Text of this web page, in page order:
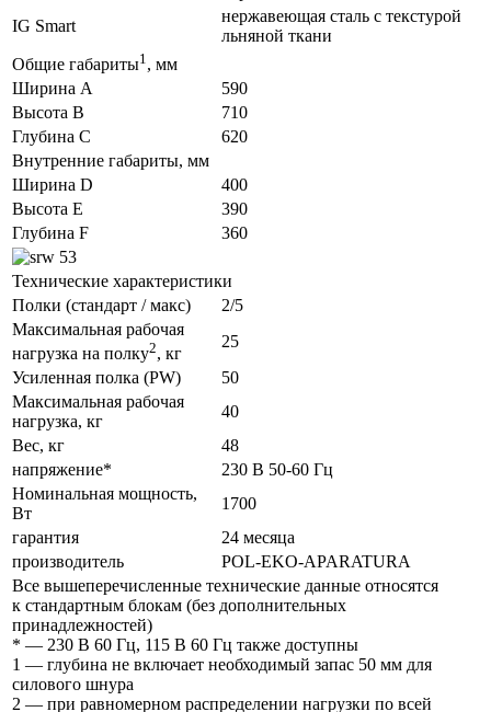
IG Smart
нержавеющая сталь с текстурой
льняной ткани
Общие габариты1, мм
Ширина A
590
Высота B
710
Глубина C
620
Внутренние габариты, мм
Ширина D
400
Высота E
390
Глубина F
360
Технические характеристики
Полки (стандарт / макс)
2/5
Максимальная рабочая
нагрузка на полку2, кг
25
Усиленная полка (PW)
50
Максимальная рабочая
нагрузка, кг
40
Вес, кг
48
напряжение*
230 В 50-60 Гц
Номинальная мощность,
Вт
1700
гарантия
24 месяца
производитель
POL-EKO-APARATURA
Все вышеперечисленные технические данные относятся
к стандартным блокам (без дополнительных
принадлежностей)
* — 230 В 60 Гц, 115 В 60 Гц также доступны
1 — глубина не включает необходимый запас 50 мм для
силового шнура
2 — при равномерном распределении нагрузки по всей